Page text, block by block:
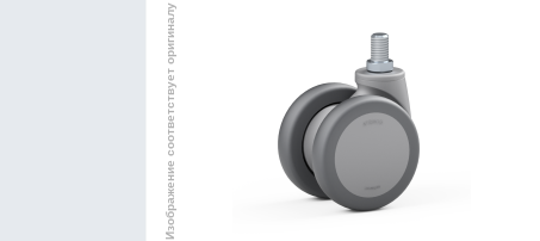
Изображение соответствует оригиналу